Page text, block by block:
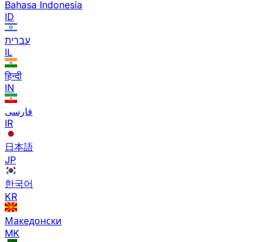
Bahasa Indonesia
ID
עברית
IL
हिन्दी
IN
فارسی
IR
日本語
JP
한국어
KR
Македонски
MK